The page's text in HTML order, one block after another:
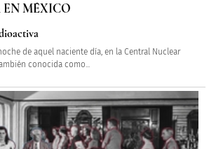
MÉXICO
de aquel naciente día, en la Central Nuclear
conocida como...